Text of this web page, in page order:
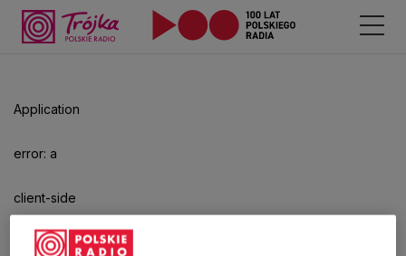
Application
error: a
client-side
exception